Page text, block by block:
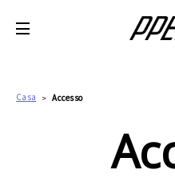
Casa Accesso